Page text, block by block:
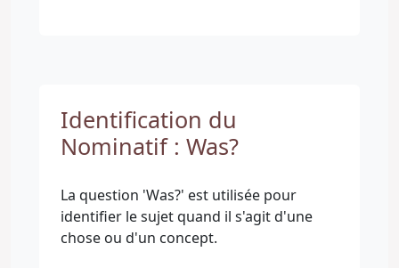
Identification du
Nominatif : Was?
La question 'Was?' est utilisée pour
identifier le sujet quand il s'agit d'une
chose ou d'un concept.